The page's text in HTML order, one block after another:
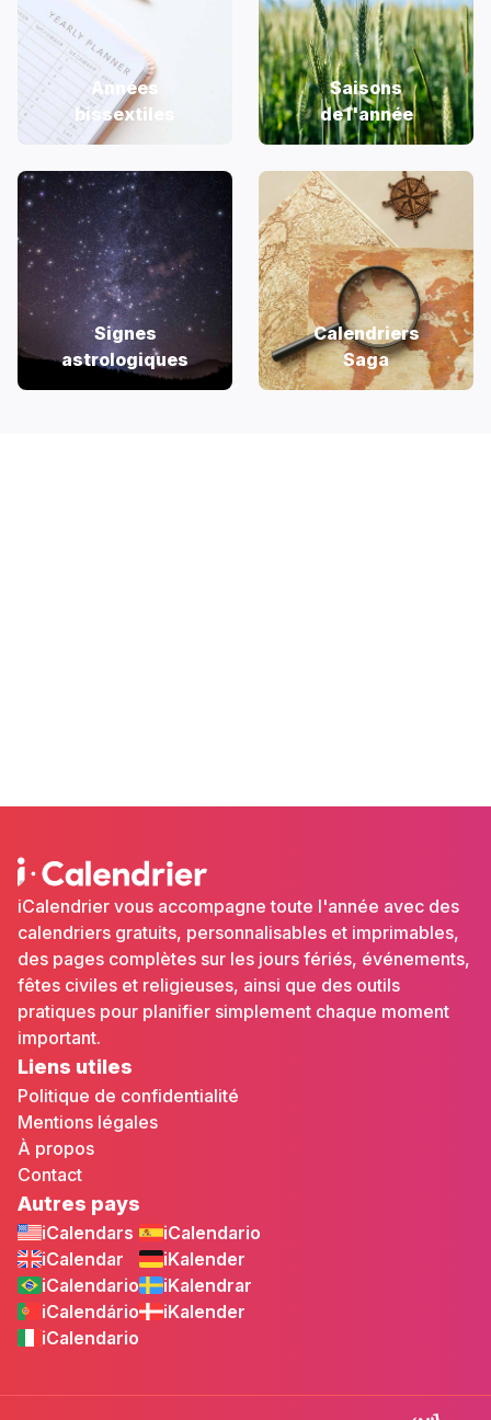
Années
bissextiles
Saisons
de l'année
Signes
astrologiques
Calendriers
Saga
iCalendrier vous accompagne toute l'année avec des
calendriers gratuits, personnalisables et imprimables,
des pages complètes sur les jours fériés, événements,
fêtes civiles et religieuses, ainsi que des outils
pratiques pour planifier simplement chaque moment
important.
Liens utiles
Politique de confidentialité
Mentions légales
À propos
Contact
Autres pays
iCalendars
iCalendar
iCalendario
iCalendário
iCalendario
iCalendario
iKalender
iKalendrar
iKalender